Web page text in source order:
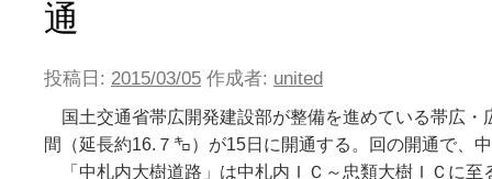
通
投稿日: 2015/03/05 作成者: united
国土交通省帯広開発建設部が整備を進めている帯広
間（延長約16.７㌔）が15日に開通する。回の開通で、
「中札内大樹道路」は中札内ＩＣ～忠類大樹ＩＣに至